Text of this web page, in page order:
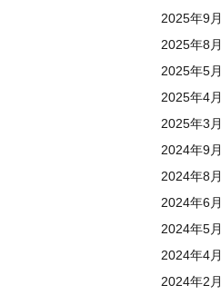
2025年9月
2025年8月
2025年5月
2025年4月
2025年3月
2024年9月
2024年8月
2024年6月
2024年5月
2024年4月
2024年2月